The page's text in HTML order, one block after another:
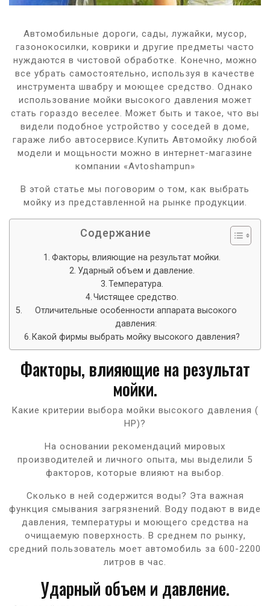
Автомобильные дороги, сады, лужайки, мусор,
газонокосилки, коврики и другие предметы часто
нуждаются в чистовой обработке. Конечно, можно
все убрать самостоятельно, используя в качестве
инструмента швабру и моющее средство. Однако
использование мойки высокого давления может
стать гораздо веселее. Может быть и такое, что вы
видели подобное устройство у соседей в доме,
гараже либо автосервисе.Купить Автомойку любой
модели и мощьности можно в интернет-магазине
компании «Avtoshampun»
В этой статье мы поговорим о том, как выбрать
мойку из представленной на рынке продукции.
Содержание
Факторы, влияющие на результат мойки.
Ударный объем и давление.
Температура.
Чистящее средство.
Отличительные особенности аппарата высокого
давления:
Какой фирмы выбрать мойку высокого давления?
Факторы, влияющие на результат
мойки.
Какие критерии выбора мойки высокого давления (
HP)?
На основании рекомендаций мировых
производителей и личного опыта, мы выделили 5
факторов, которые влияют на выбор.
Сколько в ней содержится воды? Эта важная
функция смывания загрязнений. Воду подают в виде
давления, температуры и моющего средства на
очищаемую поверхность. В среднем по рынку,
средний пользователь моет автомобиль за 600-2200
литров в час.
Ударный объем и давление.